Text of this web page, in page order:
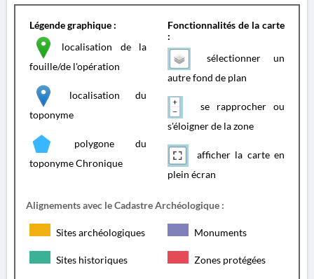
Légende graphique :
localisation de la
fouille/de l'opération
localisation du
toponyme
polygone du
toponyme Chronique
Fonctionnalités de la carte
:
sélectionner un
autre fond de plan
se rapprocher ou
s'éloigner de la zone
afficher la carte en
plein écran
Alignements avec le Cadastre Archéologique :
Sites archéologiques Monuments
Sites historiques Zones protégées